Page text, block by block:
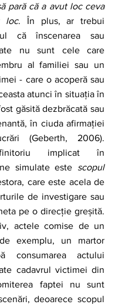
pară că a avut loc ceva
loc. În plus, ar trebui
că înscenarea sau
nu sunt cele care
al familiei sau un
- care o acoperă sau
atunci în situația în
găsită dezbrăcată sau
în ciuda afirmației
(Geberth, 2006).
implicat în
simulate este scopul
care este acela de
de investigare sau
pe o direcție greșită.
actele comise de un
exemplu, un martor
consumarea actului
cadavrul victimei din
faptei nu sunt
deoarece scopul